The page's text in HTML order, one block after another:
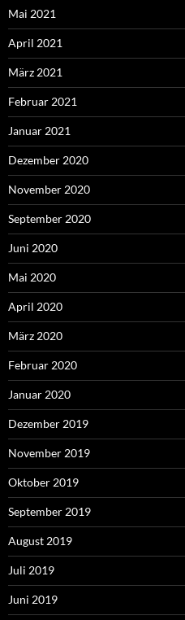
Mai 2021
April 2021
März 2021
Februar 2021
Januar 2021
Dezember 2020
November 2020
September 2020
Juni 2020
Mai 2020
April 2020
März 2020
Februar 2020
Januar 2020
Dezember 2019
November 2019
Oktober 2019
September 2019
August 2019
Juli 2019
Juni 2019